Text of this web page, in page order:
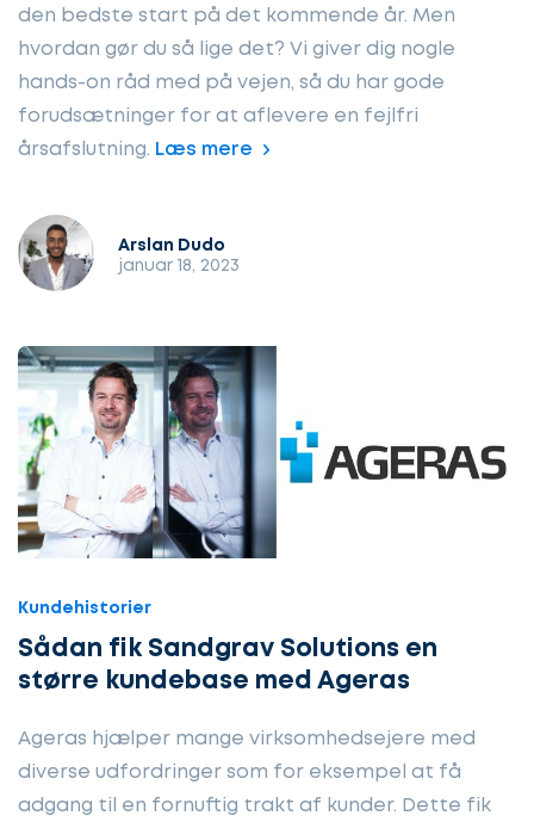
den bedste start på det kommende år. Men
hvordan gør du så lige det? Vi giver dig nogle
hands-on råd med på vejen, så du har gode
forudsætninger for at aflevere en fejlfri
årsafslutning. Læs mere
Arslan Dudo
januar 18, 2023
Kundehistorier
Sådan fik Sandgrav Solutions en
større kundebase med Ageras
Ageras hjælper mange virksomhedsejere med
diverse udfordringer som for eksempel at få
adgang til en fornuftig trakt af kunder. Dette fik